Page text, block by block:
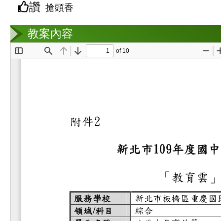
教案互動
讚 搶頭香
教案內容